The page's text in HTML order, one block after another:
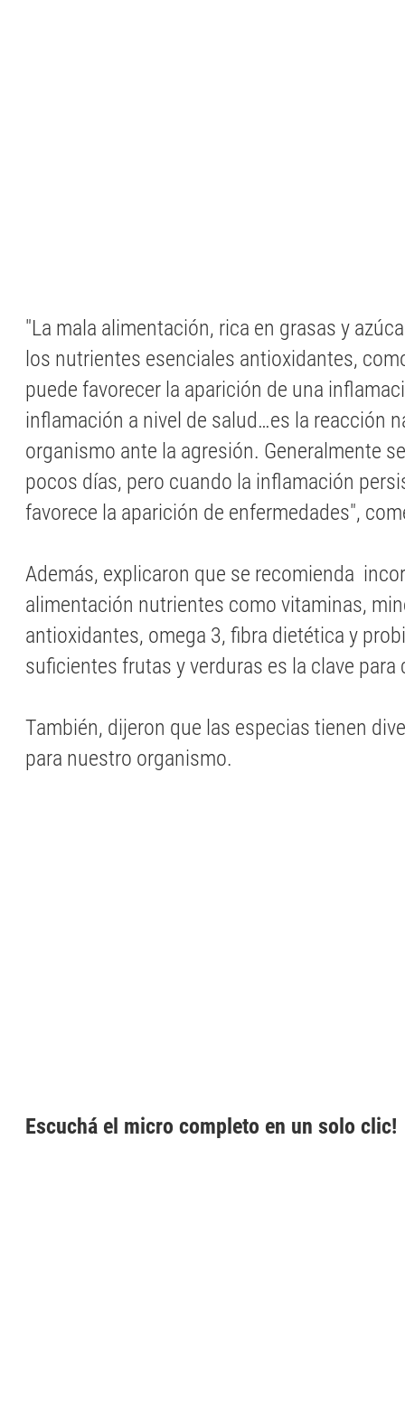
"La mala alimentación, rica en grasas y
los nutrientes esenciales antioxidantes,
puede favorecer la aparición de una
inflamación a nivel de salud…es la reacción
organismo ante la agresión. Generalmente
pocos días, pero cuando la inflamación
favorece la aparición de enfermedades",
Además, explicaron que se recomienda
alimentación nutrientes como vitaminas,
antioxidantes, omega 3, fibra dietética y
suficientes frutas y verduras es la clave para
También, dijeron que las especias tienen
para nuestro organismo.
Escuchá el micro completo en un solo clic!